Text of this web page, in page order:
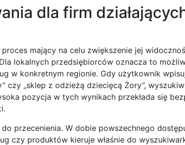
dla firm
mający na celu zwiększenie jej
lokalnych przedsiębiorców oznacza to
w konkretnym regionie. Gdy użytkownik
czy „sklep z odzieżą dziecięcą Żory”,
pozycja w tych wynikach przekłada się
przecenienia. W dobie powszechnego
czy produktów kieruje właśnie do